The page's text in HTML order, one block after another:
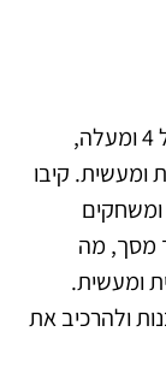
KIBO הוא רובוט חינוכי המיועד לילדים מגיל 4 ומעלה,
ומעשית. קיבו
ומשחקים
מסך, מה
ומעשית.
ולהרכיב את